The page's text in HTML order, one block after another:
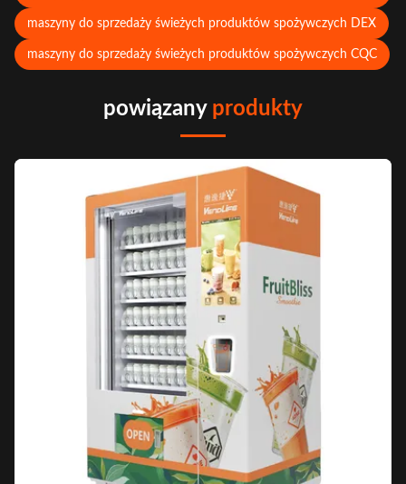
maszyny do sprzedaży świeżych produktów spożywczych DEX
maszyny do sprzedaży świeżych produktów spożywczych CQC
powiązany produkty